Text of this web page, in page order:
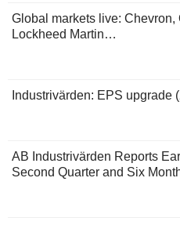
Global markets live: Chevron,
Lockheed Martin…
Industrivärden: EPS upgrade
AB Industrivärden Reports
Second Quarter and Six